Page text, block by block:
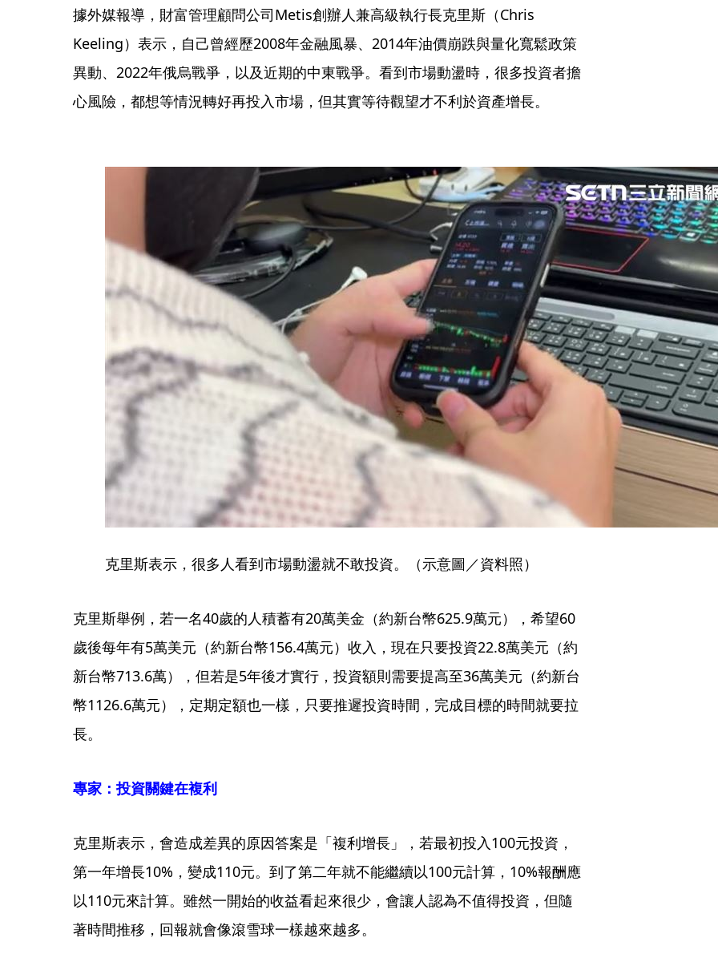
據外媒報導，財富管理顧問公司Metis創辦人兼高級執行長克里斯（Chris
Keeling）表示，自己曾經歷2008年金融風暴、2014年油價崩跌與量化寬鬆政策
異動、2022年俄烏戰爭，以及近期的中東戰爭。看到市場動盪時，很多投資者擔
心風險，都想等情況轉好再投入市場，但其實等待觀望才不利於資產增長。
克里斯表示，很多人看到市場動盪就不敢投資。（示意圖／資料照）
克里斯舉例，若一名40歲的人積蓄有20萬美金（約新台幣625.9萬元），希望60
歲後每年有5萬美元（約新台幣156.4萬元）收入，現在只要投資22.8萬美元（約
新台幣713.6萬），但若是5年後才實行，投資額則需要提高至36萬美元（約新台
幣1126.6萬元），定期定額也一樣，只要推遲投資時間，完成目標的時間就要拉
長。
專家：投資關鍵在複利
克里斯表示，會造成差異的原因答案是「複利增長」，若最初投入100元投資，
第一年增長10%，變成110元。到了第二年就不能繼續以100元計算，10%報酬應
以110元來計算。雖然一開始的收益看起來很少，會讓人認為不值得投資，但隨
著時間推移，回報就會像滾雪球一樣越來越多。